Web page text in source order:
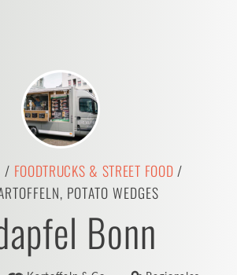
/ FOODTRUCKS & STREET FOOD/
POTATO WEDGES
Bonn